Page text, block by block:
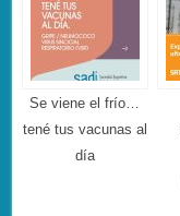
Se viene el frío…
tené tus vacunas al
día